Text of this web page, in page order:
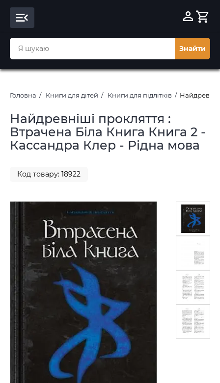
Знайти
Головна Книги для дітей Книги для підлітків
Найдревніші прокляття :
Втрачена Біла Книга Книга 2 -
Кассандра Клер - Рідна мова
Код товару: 18922